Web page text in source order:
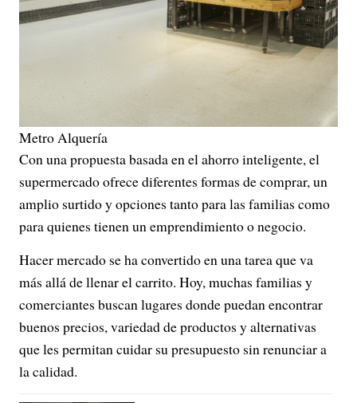
Metro Alquería
Con una propuesta basada en el ahorro inteligente, el
supermercado ofrece diferentes formas de comprar, un
amplio surtido y opciones tanto para las familias como
para quienes tienen un emprendimiento o negocio.
Hacer mercado se ha convertido en una tarea que va
más allá de llenar el carrito. Hoy, muchas familias y
comerciantes buscan lugares donde puedan encontrar
buenos precios, variedad de productos y alternativas
que les permitan cuidar su presupuesto sin renunciar a
la calidad.